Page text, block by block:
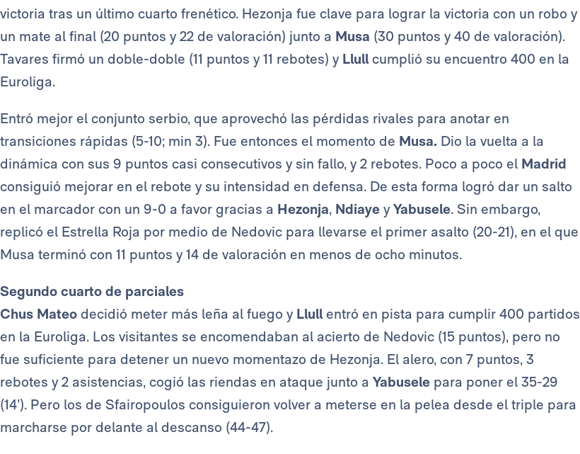
victoria tras un último cuarto frenético. Hezonja fue clave para lograr la victoria con un robo y
un mate al final (20 puntos y 22 de valoración) junto a Musa (30 puntos y 40 de valoración).
Tavares firmó un doble-doble (11 puntos y 11 rebotes) y Llullcumplió su encuentro 400 en la
Euroliga.
Entró mejor el conjunto serbio, que aprovechó las pérdidas rivales para anotar en
transiciones rápidas (5-10; min 3). Fue entonces el momento de Musa. Dio la vuelta a la
dinámica con sus 9 puntos casi consecutivos y sin fallo, y 2 rebotes. Poco a poco el Madrid
consiguió mejorar en el rebote y su intensidad en defensa. De esta forma logró dar un salto
en el marcador con un 9-0 a favor gracias a Hezonja, Ndiaye y Yabusele. Sin embargo,
replicó el Estrella Roja por medio de Nedovic para llevarse el primer asalto (20-21), en el que
Musa terminó con 11 puntos y 14 de valoración en menos de ocho minutos.
Segundo cuarto de parciales
Chus Mateo decidió meter más leña al fuego y Llullentró en pista para cumplir 400 partidos
en la Euroliga. Los visitantes se encomendaban al acierto de Nedovic (15 puntos), pero no
fue suficiente para detener un nuevo momentazo de Hezonja. El alero, con 7 puntos, 3
rebotes y 2 asistencias, cogió las riendas en ataque junto a Yabusele para poner el 35-29
(14’). Pero los de Sfairopoulos consiguieron volver a meterse en la pelea desde el triple para
marcharse por delante al descanso (44-47).